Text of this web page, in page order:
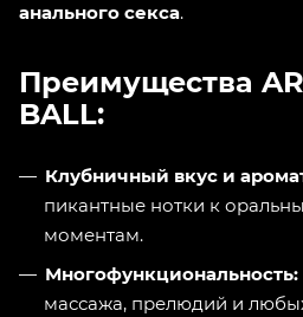
анального секса.
Преимущества
BALL:
Клубничный вкус и
пикантные нотки к
моментам.
Многофункциональность:
массажа, прелюдий и